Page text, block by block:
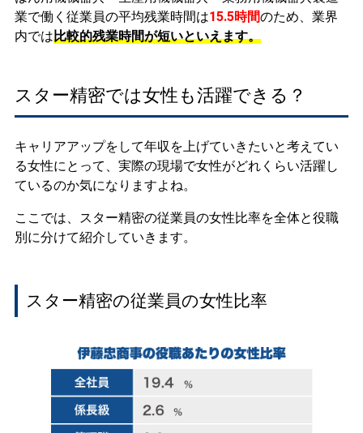
業で働く従業員の平均残業時間は15.5時間のため、業界
内では比較的残業時間が短いといえます。
スター精密では女性も活躍できる？
キャリアアップをして年収を上げていきたいと考えてい
る女性にとって、実際の現場で女性がどれくらい活躍し
ているのか気になりますよね。
ここでは、スター精密の従業員の女性比率を全体と役職
別に分けて紹介していきます。
スター精密の従業員の女性比率